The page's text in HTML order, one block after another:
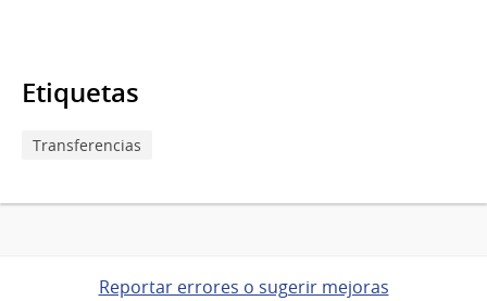
Etiquetas
Transferencias
Reportar errores o sugerir mejoras